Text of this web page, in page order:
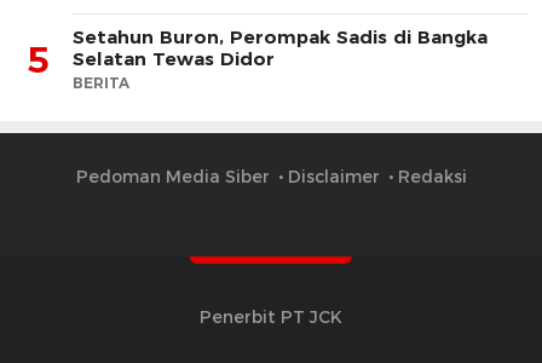
5
Setahun Buron, Perompak Sadis di Bangka
Selatan Tewas Didor
BERITA
Pedoman Media Siber Disclaimer Redaksi
Penerbit PT JCK